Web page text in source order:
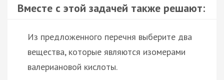
Вместе с этой задачей также решают:
Из предложенного перечня выберите два
вещества, которые являются изомерами
валериановой кислоты.